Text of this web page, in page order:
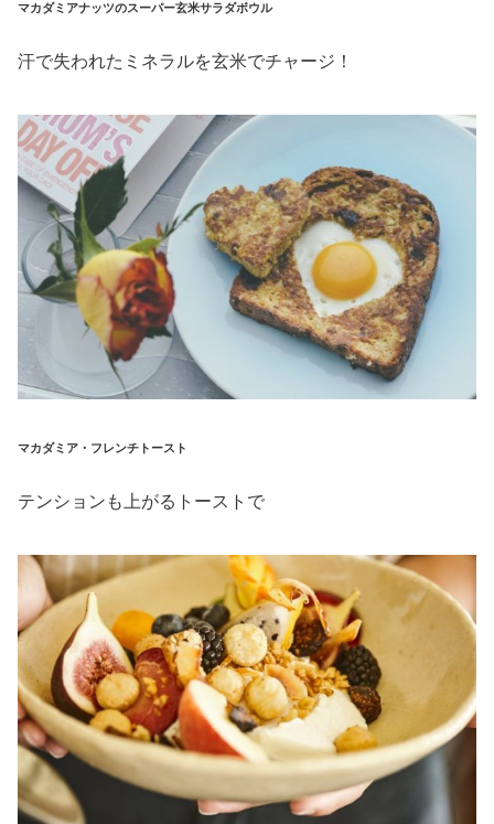
マカダミアナッツのスーパー玄米サラダボウル
汗で失われたミネラルを玄米でチャージ！
マカダミア・フレンチトースト
テンションも上がるトーストで